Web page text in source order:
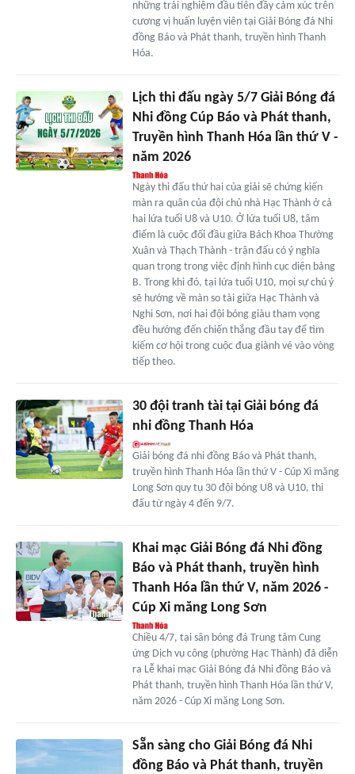
những trải nghiệm đầu tiên đầy cảm xúc trên
cương vị huấn luyện viên tại Giải Bóng đá Nhi
đồng Báo và Phát thanh, truyền hình Thanh
Hóa.
Lịch thi đấu ngày 5/7 Giải Bóng đá
Nhi đồng Cúp Báo và Phát thanh,
Truyền hình Thanh Hóa lần thứ V -
năm 2026
Ngày thi đấu thứ hai của giải sẽ chứng kiến
màn ra quân của đội chủ nhà Hạc Thành ở cả
hai lứa tuổi U8 và U10. Ở lứa tuổi U8, tâm
điểm là cuộc đối đầu giữa Bách Khoa Thường
Xuân và Thạch Thành - trận đấu có ý nghĩa
quan trọng trong việc định hình cục diện bảng
B. Trong khi đó, tại lứa tuổi U10, mọi sự chú ý
sẽ hướng về màn so tài giữa Hạc Thành và
Nghi Sơn, nơi hai đội bóng giàu tham vọng
đều hướng đến chiến thắng đầu tay để tìm
kiếm cơ hội trong cuộc đua giành vé vào vòng
tiếp theo.
30 đội tranh tài tại Giải bóng đá
nhi đồng Thanh Hóa
Giải bóng đá nhi đồng Báo và Phát thanh,
truyền hình Thanh Hóa lần thứ V - Cúp Xi măng
Long Sơn quy tụ 30 đội bóng U8 và U10, thi
đấu từ ngày 4 đến 9/7.
Khai mạc Giải Bóng đá Nhi đồng
Báo và Phát thanh, truyền hình
Thanh Hóa lần thứ V, năm 2026 -
Cúp Xi măng Long Sơn
Chiều 4/7, tại sân bóng đá Trung tâm Cung
ứng Dịch vụ công (phường Hạc Thành) đã diễn
ra Lễ khai mạc Giải Bóng đá Nhi đồng Báo và
Phát thanh, truyền hình Thanh Hóa lần thứ V,
năm 2026 - Cúp Xi măng Long Sơn.
Sẵn sàng cho Giải Bóng đá Nhi
đồng Báo và Phát thanh, truyền